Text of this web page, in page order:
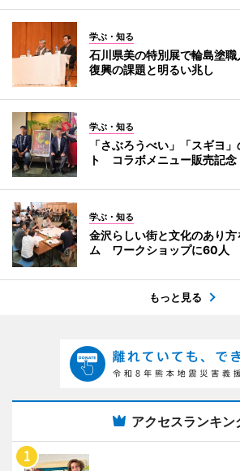
学ぶ・知る
石川県美の特別展で輪島塗
復興の課題と明るい兆し
学ぶ・知る
「さぶろうべい」「スギヨ
ト コラボメニュー販売記念
学ぶ・知る
金沢らしい街と文化のあり
ム ワークショップに60人
もっと見る
アクセスランキン